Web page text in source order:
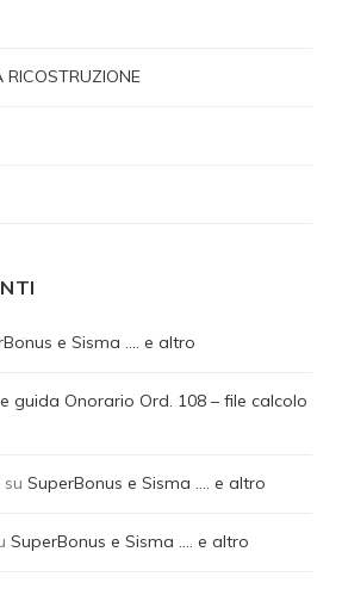
RICOSTRUZIONE
e Sisma …. e altro
guida Onorario Ord. 108 – file calcolo
su SuperBonus e Sisma …. e altro
SuperBonus e Sisma …. e altro